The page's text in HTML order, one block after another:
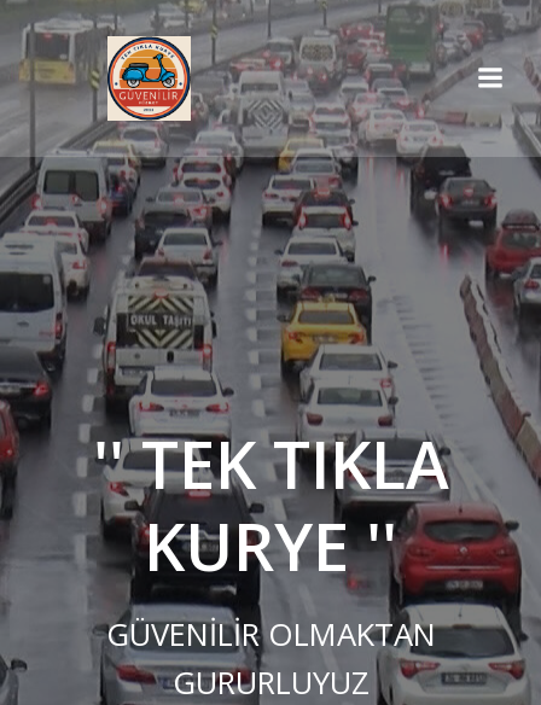
İçeriğe
geç
'' TEK TIKLA
KURYE ''
GÜVENİLİR OLMAKTAN
GURURLUYUZ